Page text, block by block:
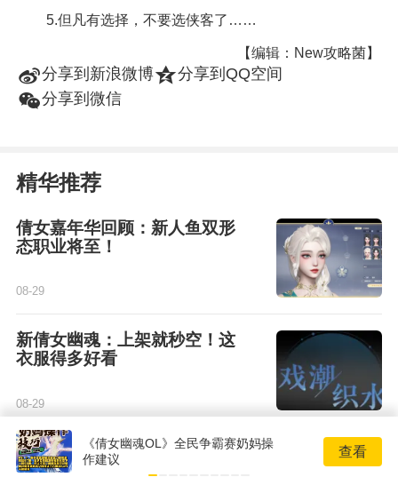
5.但凡有选择，不要选侠客了……
【编辑：New攻略菌】
t分享到新浪微博z分享到QQ空间
w分享到微信
精华推荐
倩女嘉年华回顾：新人鱼双形
态职业将至！
08-29
新倩女幽魂：上架就秒空！这
衣服得多好看
08-29
《新倩女幽魂》暑期新服上线
啦！PVE团本BOSS轻松拿捏
《倩女幽魂OL》全民争霸赛奶妈操
作建议
查看